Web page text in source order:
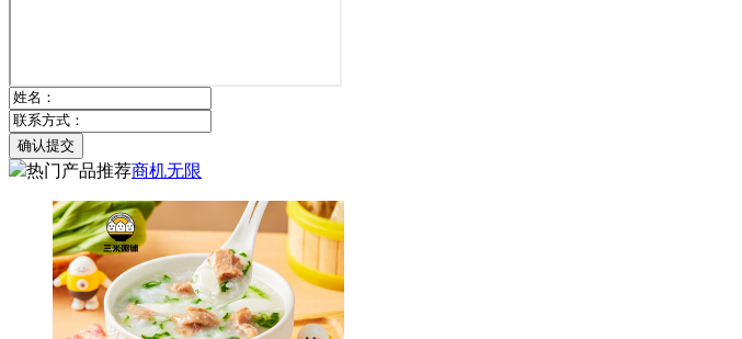
确认提交
热门产品推荐商机无限